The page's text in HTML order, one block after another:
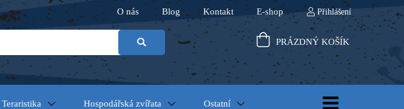
O nás Blog Kontakt E-shop Přihlášení
PRÁZDNÝ KOŠÍK
Teraristika Hospodářská zvířata Ostatní